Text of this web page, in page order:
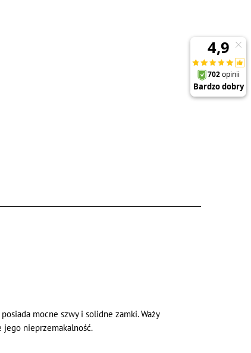
mocne szwy i solidne zamki. Waży
nieprzemakalność.